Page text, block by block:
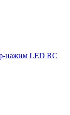
нажим LED RC